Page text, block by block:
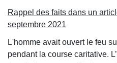
Rappel des faits dans un
septembre 2021
L'homme avait ouvert le feu
pendant la course caritative.